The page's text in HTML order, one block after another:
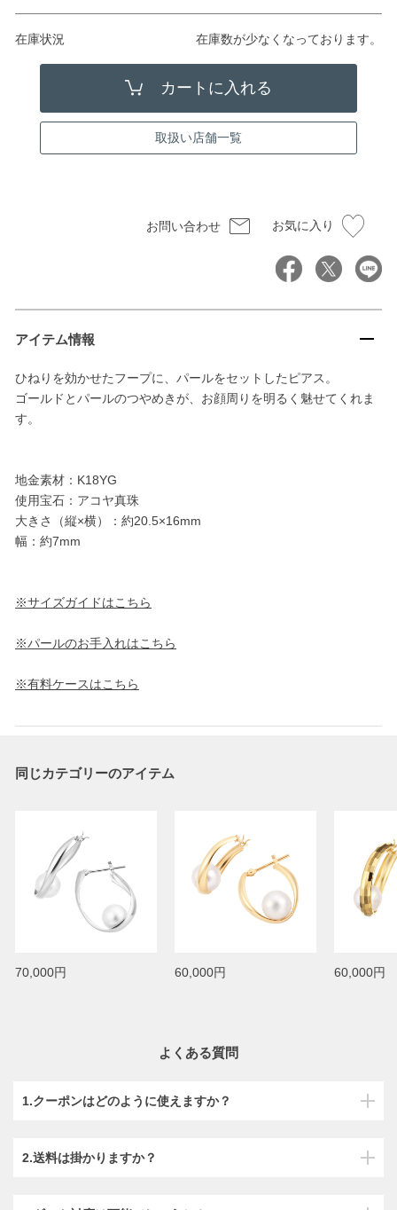
在庫状況 在庫数が少なくなっております。
取扱い店舗一覧
お問い合わせ お気に入り
アイテム情報
ひねりを効かせたフープに、パールをセットしたピアス。
ゴールドとパールのつやめきが、お顔周りを明るく魅せてくれま
す。
地金素材：K18YG
使用宝石：アコヤ真珠
大きさ（縦×横）：約20.5×16mm
幅：約7mm
※サイズガイドはこちら
※パールのお手入れはこちら
※有料ケースはこちら
同じカテゴリーのアイテム
70,000円 60,000円 60,000円
よくある質問
1.クーポンはどのように使えますか？
2.送料は掛かりますか？